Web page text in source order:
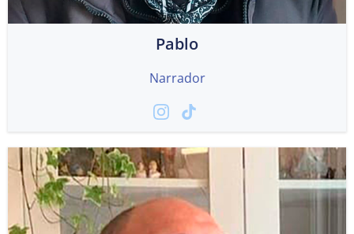
Pablo
Narrador